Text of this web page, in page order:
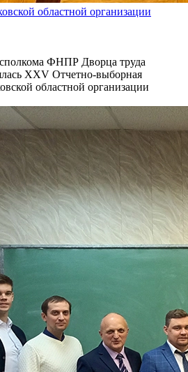
областной организации
ФНПР Дворца труда
XXV Отчетно-выборная
областной организации